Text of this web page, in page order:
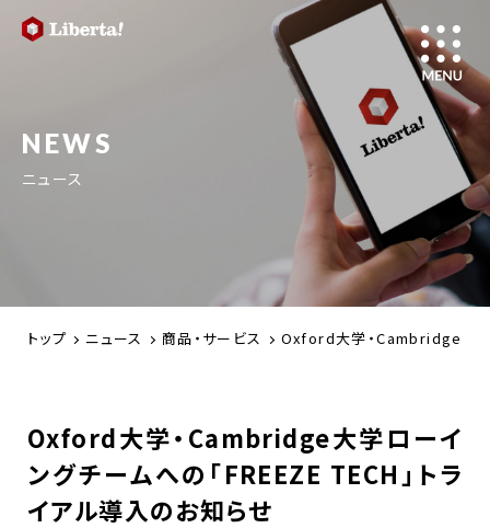
NEWS
ニュース
トップ ニュース 商品・サービス Oxford大学・Cambridge大学
Oxford大学・Cambridge大学ローイ
ングチームへの「FREEZE TECH」トラ
イアル導入のお知らせ